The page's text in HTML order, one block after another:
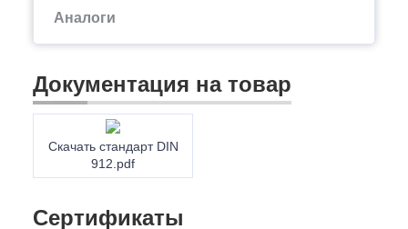
Аналоги
Документация на товар
Скачать стандарт DIN
912.pdf
Сертификаты